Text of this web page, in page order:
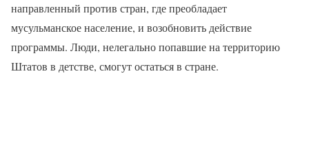
направленный против стран, где преобладает
мусульманское население, и возобновить действие
программы. Люди, нелегально попавшие на территорию
Штатов в детстве, смогут остаться в стране.